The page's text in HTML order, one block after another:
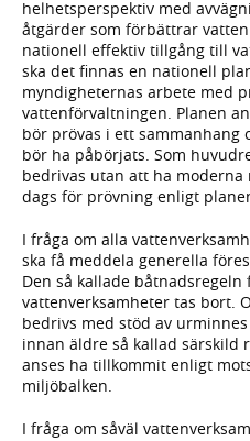
helhetsperspektiv med
åtgärder som förbättrar
nationell effektiv tillgång till
ska det finnas en nationell
myndigheternas arbete med
vattenförvaltningen. Planen
bör prövas i ett sammanhang
bör ha påbörjats. Som
bedrivas utan att ha
dags för prövning enligt
I fråga om alla
ska få meddela generella
Den så kallade båtnadsregeln
vattenverksamheter tas bort.
bedrivs med stöd av
innan äldre så kallad särskild
anses ha tillkommit enligt
miljöbalken.
I fråga om såväl